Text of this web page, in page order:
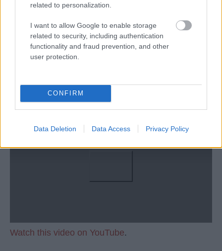
related to personalization.
I want to allow Google to enable storage
related to security, including authentication
functionality and fraud prevention, and other
user protection.
CONFIRM
Data Deletion Data Access Privacy Policy
- Sounion - DJI Mini 2
Watch this video on YouTube.